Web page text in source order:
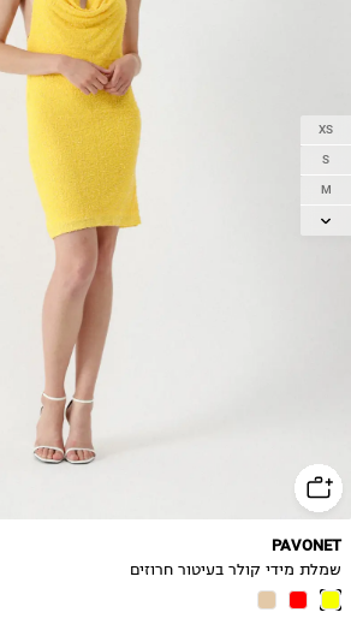
XS
S
M
L
PAVONET
שמלת מידי קולר בעיטור חרוזים